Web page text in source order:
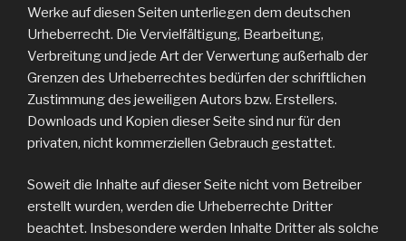
Werke auf diesen Seiten unterliegen dem deutschen
Urheberrecht. Die Vervielfältigung, Bearbeitung,
Verbreitung und jede Art der Verwertung außerhalb der
Grenzen des Urheberrechtes bedürfen der schriftlichen
Zustimmung des jeweiligen Autors bzw. Erstellers.
Downloads und Kopien dieser Seite sind nur für den
privaten, nicht kommerziellen Gebrauch gestattet.
Soweit die Inhalte auf dieser Seite nicht vom Betreiber
erstellt wurden, werden die Urheberrechte Dritter
beachtet. Insbesondere werden Inhalte Dritter als solche